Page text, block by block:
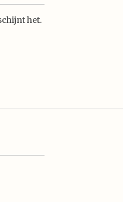
het.